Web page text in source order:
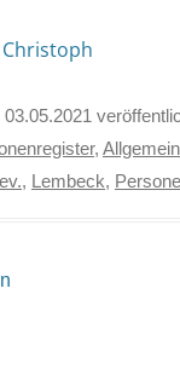
Christoph
03.05.2021
,
, Lembeck,